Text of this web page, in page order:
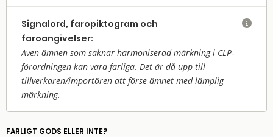
Signalord, faropiktogram och
faroangivelser:
Även ämnen som saknar harmoniserad märkning i CLP-
förordningen kan vara farliga. Det är då upp till
tillverkaren/importören att förse ämnet med lämplig
märkning.

FARLIGT GODS ELLER INTE?